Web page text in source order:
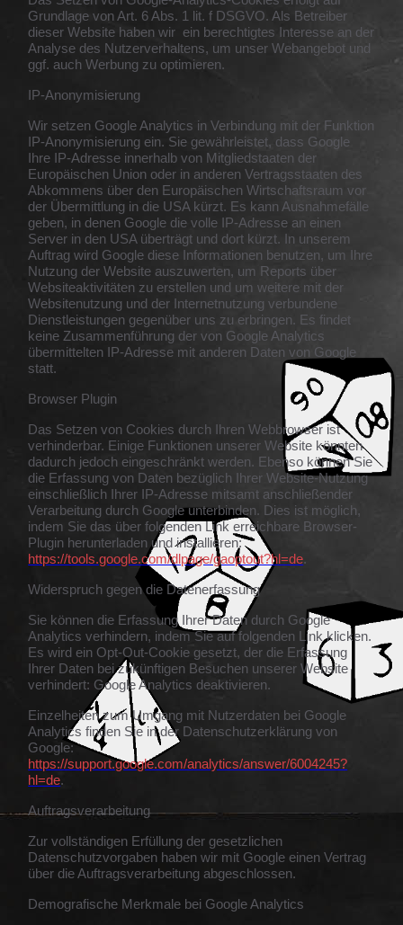
Grundlage von Art. 6 Abs. 1 lit. f DSGVO. Als Betreiber
dieser Website haben wir ein berechtigtes Interesse an der
Analyse des Nutzerverhaltens, um unser Webangebot und
ggf. auch Werbung zu optimieren.
IP-Anonymisierung
Wir setzen Google Analytics in Verbindung mit der Funktion
IP-Anonymisierung ein. Sie gewährleistet, dass Google
Ihre IP-Adresse innerhalb von Mitgliedstaaten der
Europäischen Union oder in anderen Vertragsstaaten des
Abkommens über den Europäischen Wirtschaftsraum vor
der Übermittlung in die USA kürzt. Es kann Ausnahmefälle
geben, in denen Google die volle IP-Adresse an einen
Server in den USA überträgt und dort kürzt. In unserem
Auftrag wird Google diese Informationen benutzen, um Ihre
Nutzung der Website auszuwerten, um Reports über
Websiteaktivitäten zu erstellen und um weitere mit der
Websitenutzung und der Internetnutzung verbundene
Dienstleistungen gegenüber uns zu erbringen. Es findet
keine Zusammenführung der von Google Analytics
übermittelten IP-Adresse mit anderen Daten von Google
statt.
Browser Plugin
Das Setzen von Cookies durch Ihren Webbrowser ist
verhinderbar. Einige Funktionen unserer Website könnten
dadurch jedoch eingeschränkt werden. Ebenso können Sie
die Erfassung von Daten bezüglich Ihrer Website-Nutzung
einschließlich Ihrer IP-Adresse mitsamt anschließender
Verarbeitung durch Google unterbinden. Dies ist möglich,
indem Sie das über folgenden Link erreichbare Browser-
Plugin herunterladen und installieren:
https://tools.google.com/dlpage/gaoptout?hl=de.
Widerspruch gegen die Datenerfassung
Sie können die Erfassung Ihrer Daten durch Google
Analytics verhindern, indem Sie auf folgenden Link klicken.
Es wird ein Opt-Out-Cookie gesetzt, der die Erfassung
Ihrer Daten bei zukünftigen Besuchen unserer Website
verhindert: Google Analytics deaktivieren.
Einzelheiten zum Umgang mit Nutzerdaten bei Google
Analytics finden Sie in der Datenschutzerklärung von
Google:
https://support.google.com/analytics/answer/6004245?
hl=de.
Auftragsverarbeitung
Zur vollständigen Erfüllung der gesetzlichen
Datenschutzvorgaben haben wir mit Google einen Vertrag
über die Auftragsverarbeitung abgeschlossen.
Demografische Merkmale bei Google Analytics